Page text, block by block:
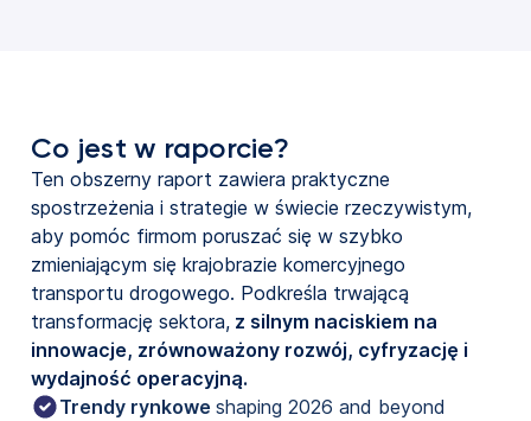
Co jest w raporcie?
Ten obszerny raport zawiera praktyczne
spostrzeżenia i strategie w świecie rzeczywistym,
aby pomóc firmom poruszać się w szybko
zmieniającym się krajobrazie komercyjnego
transportu drogowego. Podkreśla trwającą
transformację sektora, z silnym naciskiem na
innowacje, zrównoważony rozwój, cyfryzację i
wydajność operacyjną.
Trendy rynkowe shaping 2026 and beyond